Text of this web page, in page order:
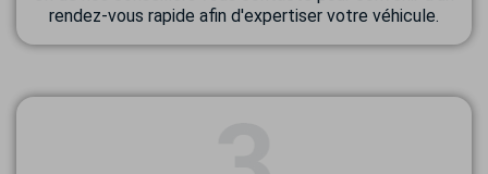
rendez-vous rapide afin d'expertiser votre véhicule.